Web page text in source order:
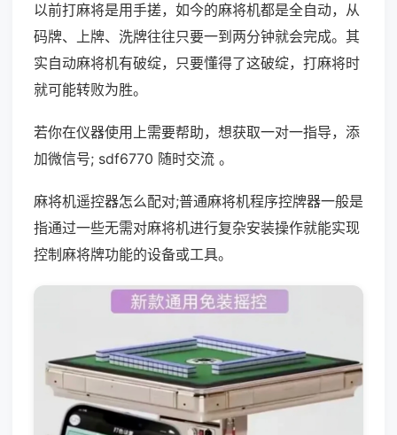
以前打麻将是用手搓，如今的麻将机都是全自动，从
码牌、上牌、洗牌往往只要一到两分钟就会完成。其
实自动麻将机有破绽，只要懂得了这破绽，打麻将时
就可能转败为胜。
若你在仪器使用上需要帮助，想获取一对一指导，添
加微信号; sdf6770 随时交流 。
麻将机遥控器怎么配对;普通麻将机程序控牌器一般是
指通过一些无需对麻将机进行复杂安装操作就能实现
控制麻将牌功能的设备或工具。